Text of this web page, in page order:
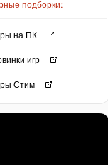
подборки:
на ПК
игр
Стим